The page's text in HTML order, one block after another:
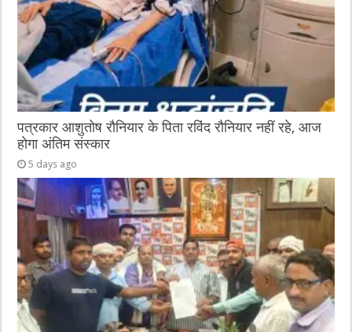
पत्रकार आशुतोष रौनियार के पिता रविंद रौनियार नहीं रहे, आज
होगा अंतिम संस्कार
5 days ago